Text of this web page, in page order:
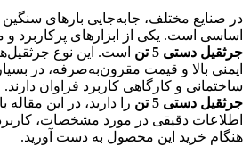
در صنایع مختلف، جابه‌جایی بارهای
اساسی است. یکی از ابزارهای پرکاربرد و
جرثقیل دستی 5 تن
است. این نوع
ایمنی بالا و قیمت مقرون‌به‌صرفه، در
ساختمانی و کارگاهی کاربرد فراوان
جرثقیل دستی 5 تن
را دارید، در این مقاله
اطلاعات دقیقی در مورد مشخصات،
هنگام خرید این محصول به دست آورید.